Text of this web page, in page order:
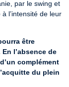
par le swing et
l’intensité de leur
être
l’absence de
complément
du plein